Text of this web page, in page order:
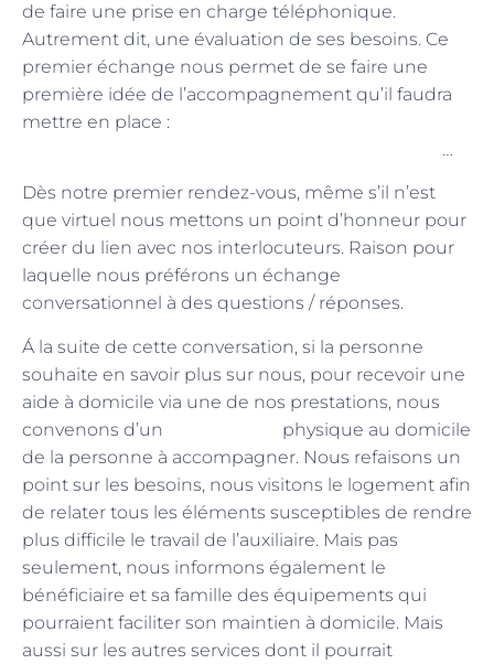
de faire une prise en charge téléphonique.
Autrement dit, une évaluation de ses besoins. Ce
premier échange nous permet de se faire une
première idée de l’accompagnement qu’il faudra
mettre en place :
…
Dès notre premier rendez-vous, même s’il n’est
que virtuel nous mettons un point d’honneur pour
créer du lien avec nos interlocuteurs. Raison pour
laquelle nous préférons un échange
conversationnel à des questions / réponses.
Á la suite de cette conversation, si la personne
souhaite en savoir plus sur nous, pour recevoir une
aide à domicile via une de nos prestations, nous
convenons d’un
physique au domicile
de la personne à accompagner. Nous refaisons un
point sur les besoins, nous visitons le logement afin
de relater tous les éléments susceptibles de rendre
plus difficile le travail de l’auxiliaire. Mais pas
seulement, nous informons également le
bénéficiaire et sa famille des équipements qui
pourraient faciliter son maintien à domicile. Mais
aussi sur les autres services dont il pourrait